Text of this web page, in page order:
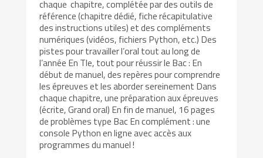
chaque chapitre, complétée par des outils de
référence (chapitre dédié, fiche récapitulative
des instructions utiles) et des compléments
numériques (vidéos, fichiers Python, etc.) Des
pistes pour travailler l’oral tout au long de
l’année En Tle, tout pour réussir le Bac : En
début de manuel, des repères pour comprendre
les épreuves et les aborder sereinement Dans
chaque chapitre, une préparation aux épreuves
(écrite, Grand oral) En fin de manuel, 16 pages
de problèmes type Bac En complément : une
console Python en ligne avec accès aux
programmes du manuel !